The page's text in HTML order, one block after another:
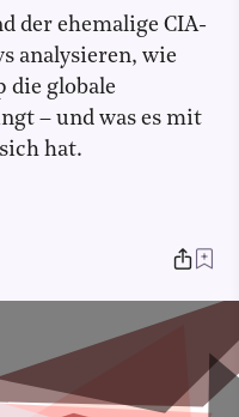
der ehemalige CIA-
analysieren, wie
die globale
– und was es mit
hat.